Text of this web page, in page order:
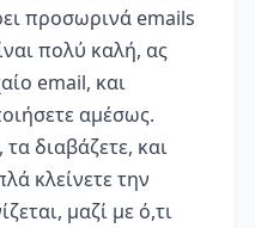
προσωρινά emails
πολύ καλή, ας
email, και
αμέσως.
διαβάζετε, και
κλείνετε την
μαζί με ό,τι